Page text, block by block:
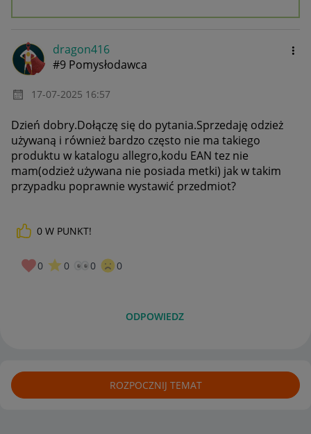
dragon416
#9 Pomysłodawca
‎17-07-2025 16:57
Dzień dobry.Dołączę się do pytania.Sprzedaję odzież
używaną i również bardzo często nie ma takiego
produktu w katalogu allegro,kodu EAN tez nie
mam(odzież używana nie posiada metki) jak w takim
przypadku poprawnie wystawić przedmiot?
0 W PUNKT!
0 0 0 0
ODPOWIEDZ
ROZPOCZNIJ TEMAT